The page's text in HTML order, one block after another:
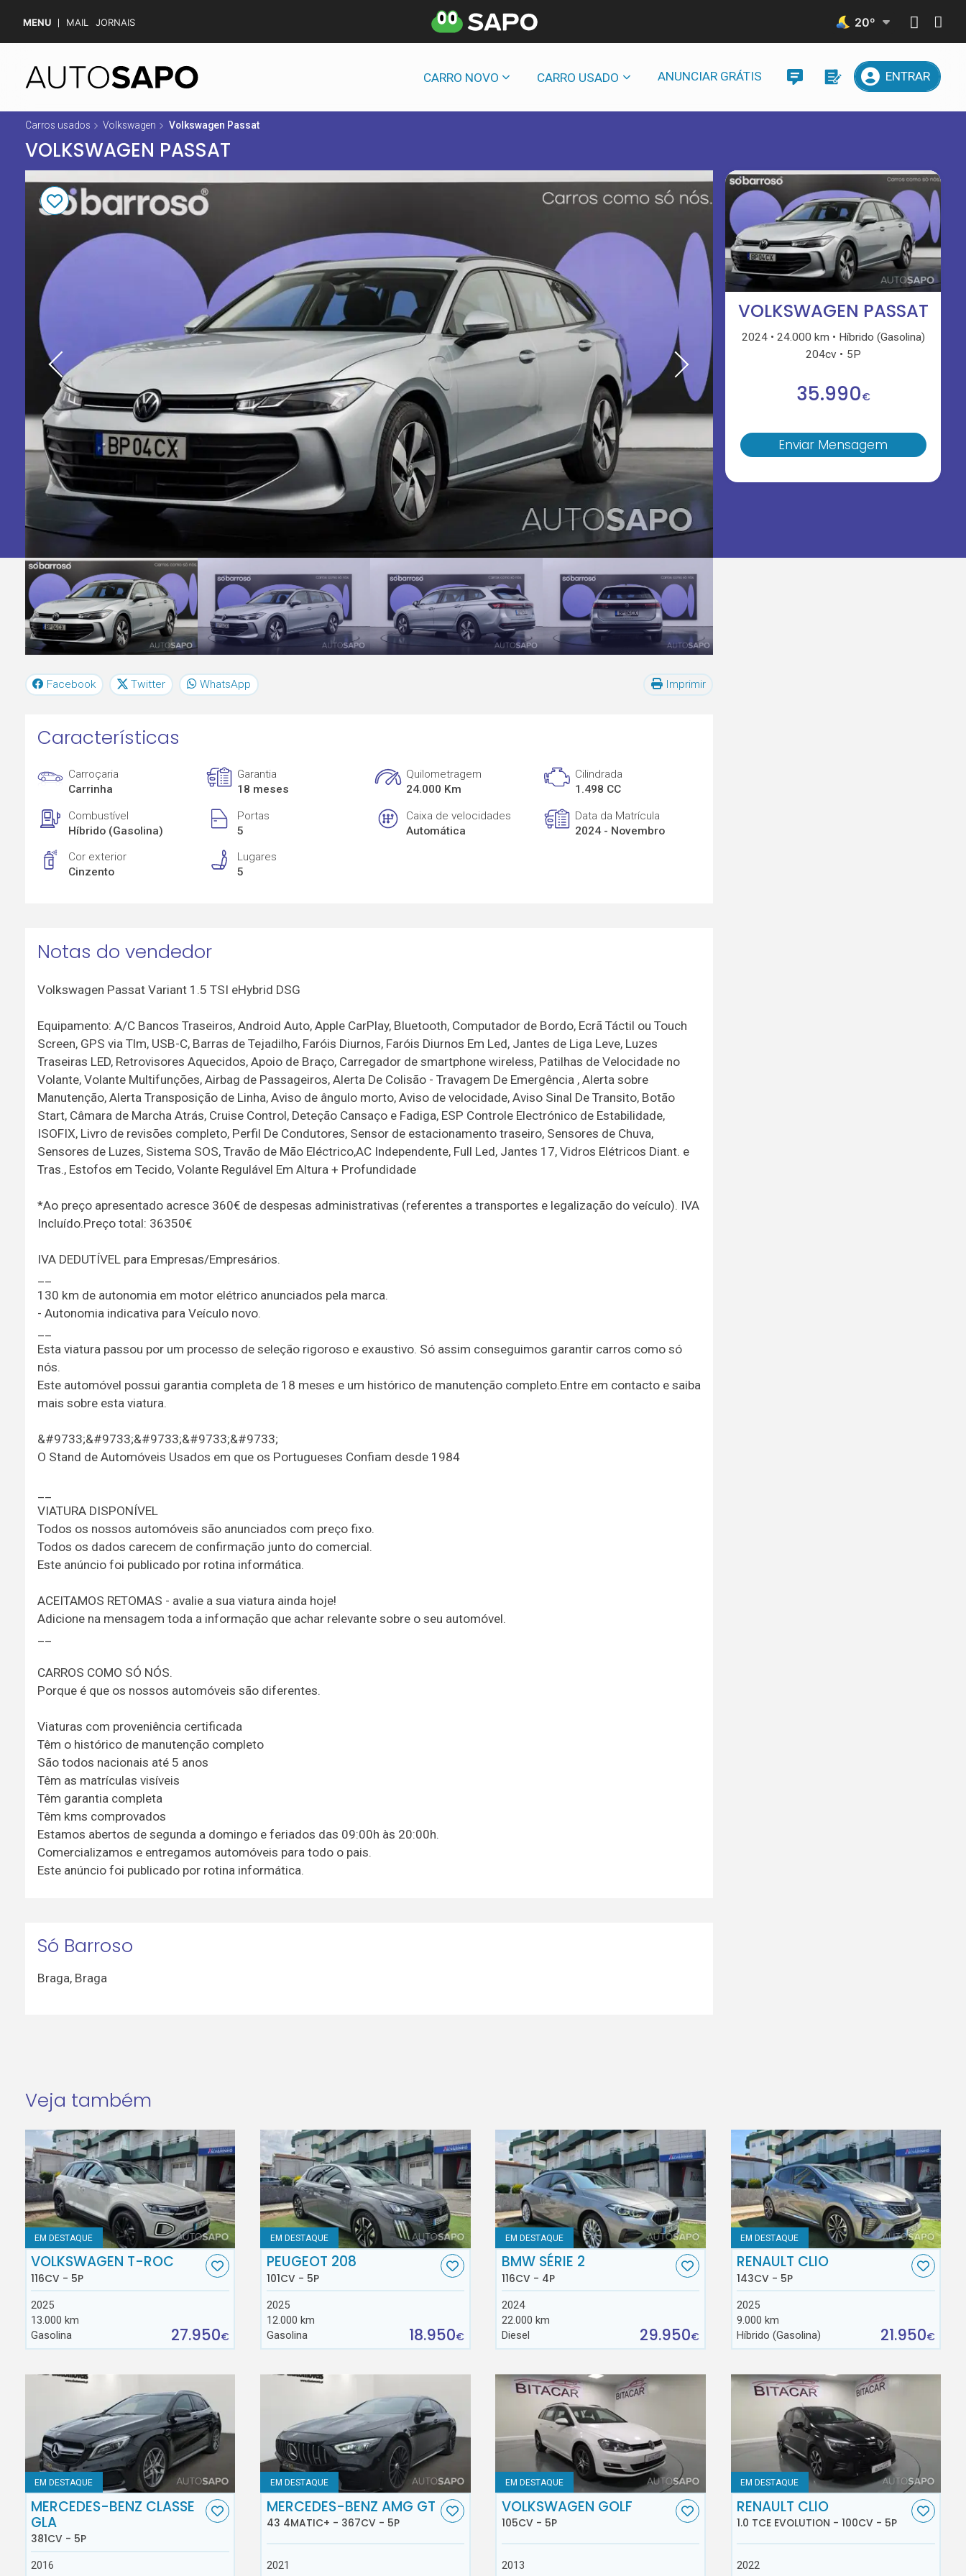
MENU MAIL JORNAIS 20º
CARRO NOVO CARRO USADO ANUNCIAR GRÁTIS ENTRAR
Carros usados Volkswagen Volkswagen Passat
VOLKSWAGEN PASSAT
VOLKSWAGEN PASSAT
2024 24.000 km
Híbrido (Gasolina)
204cv
5P
35.990€
Enviar Mensagem
Facebook Twitter WhatsApp Imprimir
Características
Carroçaria
Carrinha
Garantia
18 meses
Quilometragem
24.000 Km
Cilindrada
1.498 CC
Combustível
Híbrido (Gasolina)
Portas
5
Caixa de velocidades
Automática
Data da Matrícula
2024 - Novembro
Cor exterior
Cinzento
Lugares
5
Notas do vendedor
Volkswagen Passat Variant 1.5 TSI eHybrid DSG
Equipamento: A/C Bancos Traseiros, Android Auto, Apple CarPlay, Bluetooth, Computador de Bordo, Ecrã Táctil ou Touch
Screen, GPS via Tlm, USB-C, Barras de Tejadilho, Faróis Diurnos, Faróis Diurnos Em Led, Jantes de Liga Leve, Luzes
Traseiras LED, Retrovisores Aquecidos, Apoio de Braço, Carregador de smartphone wireless, Patilhas de Velocidade no
Volante, Volante Multifunções, Airbag de Passageiros, Alerta De Colisão - Travagem De Emergência , Alerta sobre
Manutenção, Alerta Transposição de Linha, Aviso de ângulo morto, Aviso de velocidade, Aviso Sinal De Transito, Botão
Start, Câmara de Marcha Atrás, Cruise Control, Deteção Cansaço e Fadiga, ESP Controle Electrónico de Estabilidade,
ISOFIX, Livro de revisões completo, Perfil De Condutores, Sensor de estacionamento traseiro, Sensores de Chuva,
Sensores de Luzes, Sistema SOS, Travão de Mão Eléctrico,AC Independente, Full Led, Jantes 17, Vidros Elétricos Diant. e
Tras., Estofos em Tecido, Volante Regulável Em Altura + Profundidade
*Ao preço apresentado acresce 360€ de despesas administrativas (referentes a transportes e legalização do veículo). IVA
Incluído.Preço total: 36350€
IVA DEDUTÍVEL para Empresas/Empresários.
130 km de autonomia em motor elétrico anunciados pela marca.
- Autonomia indicativa para Veículo novo.
Esta viatura passou por um processo de seleção rigoroso e exaustivo. Só assim conseguimos garantir carros como só
nós.
Este automóvel possui garantia completa de 18 meses e um histórico de manutenção completo.Entre em contacto e saiba
mais sobre esta viatura.
&#9733;&#9733;&#9733;&#9733;&#9733;
O Stand de Automóveis Usados em que os Portugueses Confiam desde 1984
VIATURA DISPONÍVEL
Todos os nossos automóveis são anunciados com preço fixo.
Todos os dados carecem de confirmação junto do comercial.
Este anúncio foi publicado por rotina informática.
ACEITAMOS RETOMAS - avalie a sua viatura ainda hoje!
Adicione na mensagem toda a informação que achar relevante sobre o seu automóvel.
CARROS COMO SÓ NÓS.
Porque é que os nossos automóveis são diferentes.
Viaturas com proveniência certificada
Têm o histórico de manutenção completo
São todos nacionais até 5 anos
Têm as matrículas visíveis
Têm garantia completa
Têm kms comprovados
Estamos abertos de segunda a domingo e feriados das 09:00h às 20:00h.
Comercializamos e entregamos automóveis para todo o pais.
Este anúncio foi publicado por rotina informática.
Só Barroso
Braga, Braga
Veja também
EM DESTAQUE
VOLKSWAGEN T-ROC
116CV - 5P
2025
13.000 km
Gasolina
27.950€
EM DESTAQUE
PEUGEOT 208
101CV - 5P
2025
12.000 km
Gasolina
18.950€
EM DESTAQUE
BMW SÉRIE 2
116CV - 4P
2024
22.000 km
Diesel
29.950€
EM DESTAQUE
RENAULT CLIO
143CV - 5P
2025
9.000 km
Híbrido (Gasolina)
21.950€
EM DESTAQUE
MERCEDES-BENZ CLASSE
GLA
381CV - 5P
2016
EM DESTAQUE
MERCEDES-BENZ AMG GT
43 4MATIC+ - 367CV - 5P
2021
EM DESTAQUE
VOLKSWAGEN GOLF
105CV - 5P
2013
EM DESTAQUE
RENAULT CLIO
1.0 TCE EVOLUTION - 100CV - 5P
2022